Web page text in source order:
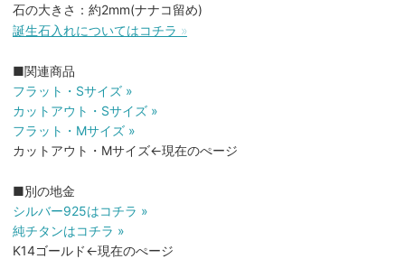
石の大きさ：約2mm(ナナコ留め)
誕生石入れについてはコチラ »
■関連商品
フラット・Sサイズ »
カットアウト・Sサイズ »
フラット・Mサイズ »
カットアウト・Mサイズ←現在のぺージ
■別の地金
シルバー925はコチラ »
純チタンはコチラ »
K14ゴールド←現在のぺージ